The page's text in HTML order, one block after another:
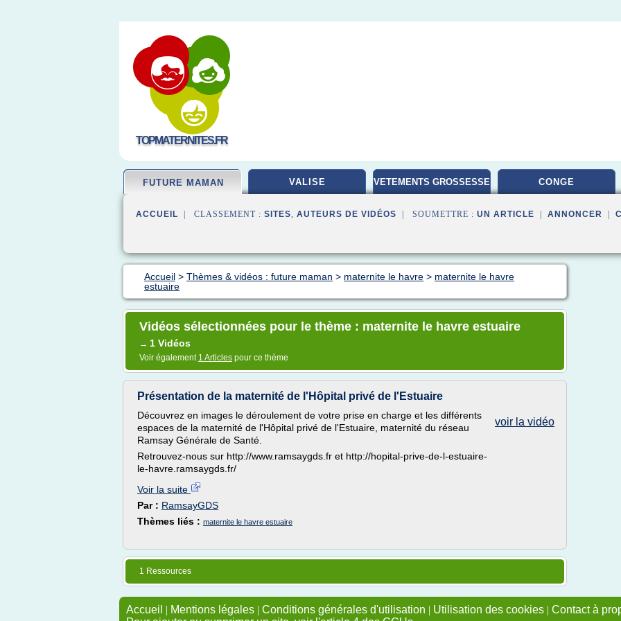
TOPMATERNITES.FR
FUTURE MAMAN VALISE VETEMENTS GROSSESSE CONGE
ACCUEIL | CLASSEMENT : SITES, AUTEURS DE VIDÉOS | SOUMETTRE : UN ARTICLE ANNONCER
Accueil > Thèmes & vidéos : future maman > maternite le havre > maternite le havre
estuaire
Vidéos sélectionnées pour le thème : maternite le havre estuaire
→ 1 Vidéos
Voir également 1 Articles pour ce thème
Présentation de la maternité de l'Hôpital privé de l'Estuaire
voir la vidéo
Découvrez en images le déroulement de votre prise en charge et les différents
espaces de la maternité de l'Hôpital privé de l'Estuaire, maternité du réseau
Ramsay Générale de Santé.
Retrouvez-nous sur http://www.ramsaygds.fr et http://hopital-prive-de-l-estuaire-
le-havre.ramsaygds.fr/
Voir la suite
Par : RamsayGDS
Thèmes liés : maternite le havre estuaire
1 Ressources
Accueil | Mentions légales | Conditions générales d'utilisation | Utilisation des cookies | Contact à